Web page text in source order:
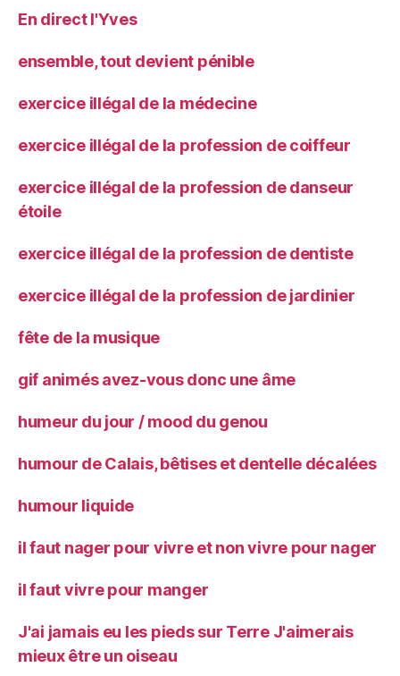
En direct l'Yves
ensemble, tout devient pénible
exercice illégal de la médecine
exercice illégal de la profession de coiffeur
exercice illégal de la profession de danseur
étoile
exercice illégal de la profession de dentiste
exercice illégal de la profession de jardinier
fête de la musique
gif animés avez-vous donc une âme
humeur du jour / mood du genou
humour de Calais, bêtises et dentelle décalées
humour liquide
il faut nager pour vivre et non vivre pour nager
il faut vivre pour manger
J'ai jamais eu les pieds sur Terre J'aimerais
mieux être un oiseau